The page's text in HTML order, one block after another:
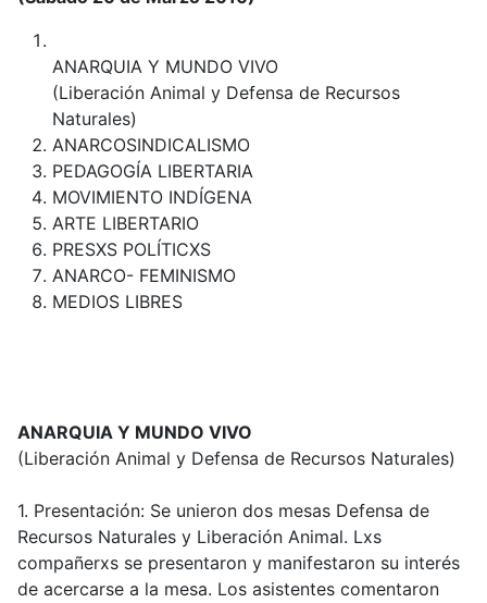
ANARQUIA Y MUNDO VIVO
(Liberación Animal y Defensa de Recursos
Naturales)
ANARCOSINDICALISMO
PEDAGOGÍA LIBERTARIA
MOVIMIENTO INDÍGENA
ARTE LIBERTARIO
PRESXS POLÍTICXS
ANARCO- FEMINISMO
MEDIOS LIBRES
ANARQUIA Y MUNDO VIVO
(Liberación Animal y Defensa de Recursos Naturales)
1. Presentación: Se unieron dos mesas Defensa de
Recursos Naturales y Liberación Animal. Lxs
compañerxs se presentaron y manifestaron su interés
de acercarse a la mesa. Los asistentes comentaron